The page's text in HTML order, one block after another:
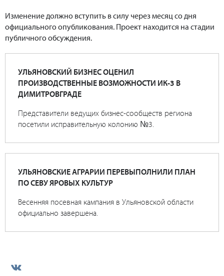
Изменение должно вступить в силу через месяц со дня
официального опубликования. Проект находится на стадии
публичного обсуждения.
УЛЬЯНОВСКИЙ БИЗНЕС ОЦЕНИЛ
ПРОИЗВОДСТВЕННЫЕ ВОЗМОЖНОСТИ ИК-3 В
ДИМИТРОВГРАДЕ
Представители ведущих бизнес-сообществ региона
посетили исправительную колонию №3.
УЛЬЯНОВСКИЕ АГРАРИИ ПЕРЕВЫПОЛНИЛИ ПЛАН
ПО СЕВУ ЯРОВЫХ КУЛЬТУР
Весенняя посевная кампания в Ульяновской области
официально завершена.